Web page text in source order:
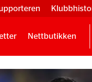
Nettbutikken